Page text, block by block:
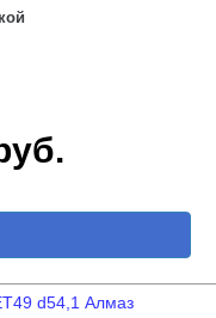
d54,1 Алмаз